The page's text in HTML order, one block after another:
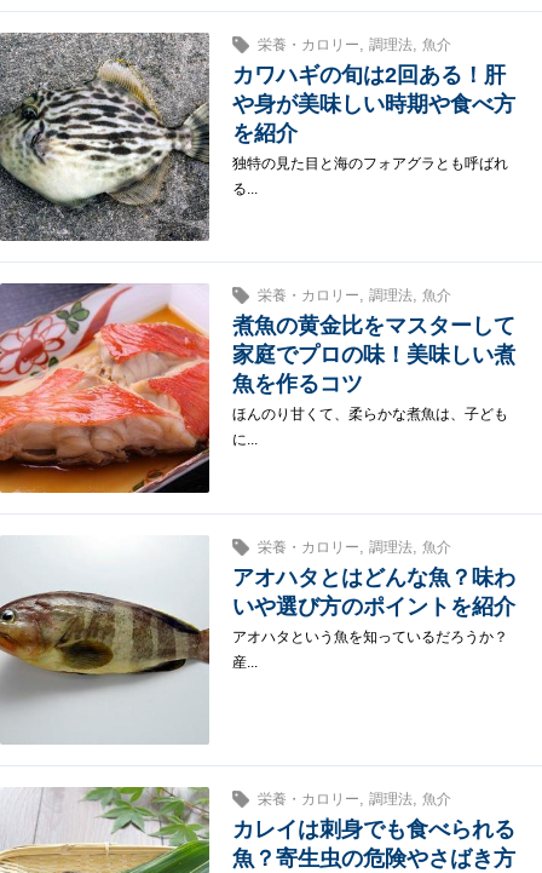
栄養・カロリー 調理法, 魚介
カワハギの旬は2回ある！肝
や身が美味しい時期や食べ方
を紹介
独特の見た目と海のフォアグラとも呼ばれ
る...
栄養・カロリー, 調理法, 魚介
煮魚の黄金比をマスターして
家庭でプロの味！美味しい煮
魚を作るコツ
ほんのり甘くて、柔らかな煮魚は、子ども
に...
栄養・カロリー, 調理法, 魚介
アオハタとはどんな魚？味わ
いや選び方のポイントを紹介
アオハタという魚を知っているだろうか？
産...
栄養・カロリー, 調理法, 魚介
カレイは刺身でも食べられる
魚？寄生虫の危険やさばき方